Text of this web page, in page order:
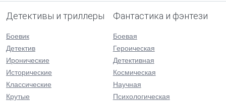
Детективы и триллеры
Боевик
Детектив
Иронические
Исторические
Классические
Крутые
Фантастика и фэнтези
Боевая
Героическая
Детективная
Космическая
Научная
Психологическая